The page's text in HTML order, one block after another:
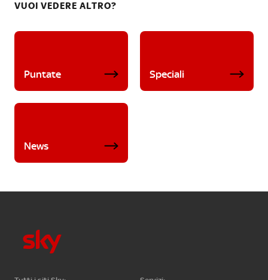
VUOI VEDERE ALTRO?
Puntate Speciali
News